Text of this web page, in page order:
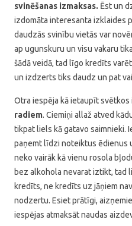
svinēšanas izmaksas. Ēst un
izdomāta interesanta izklaides
daudzās svinību vietās var
ap ugunskuru un visu vakaru
šādā veidā, tad līgo kredīts
un izdzerts tiks daudz un pat
Otra iespēja kā ietaupīt svētkos
radiem. Ciemiņi allaž atved
tikpat liels kā gatavo saimnieki.
paņemt līdzi noteiktus ēdienus
neko vairāk kā vienu rosola
bez alkohola nevarat iztikt, tad
kredīts, ne kredīts uz jāņiem
nodzertu. Esiet prātīgi,
iespējas atmaksāt naudas